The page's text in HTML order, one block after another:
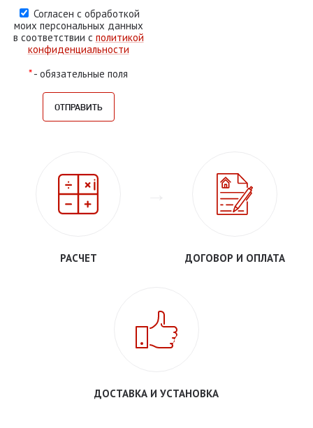
Согласен с обработкой
моих персональных данных
в соответствии с политикой
конфиденциальности
*- обязательные поля
РАСЧЕТ ДОГОВОР И ОПЛАТА
ДОСТАВКА И УСТАНОВКА